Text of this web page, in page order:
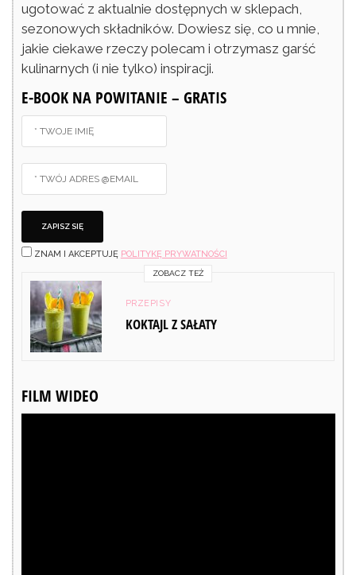
ugotować z aktualnie dostępnych w sklepach,
sezonowych składników. Dowiesz się, co u mnie,
jakie ciekawe rzeczy polecam i otrzymasz garść
kulinarnych (i nie tylko) inspiracji.
E-BOOK NA POWITANIE – GRATIS
ZNAM I AKCEPTUJĘ POLITYKĘ PRYWATNOŚCI
ZOBACZ TEŻ
PRZEPISY
KOKTAJL Z SAŁATY
FILM WIDEO